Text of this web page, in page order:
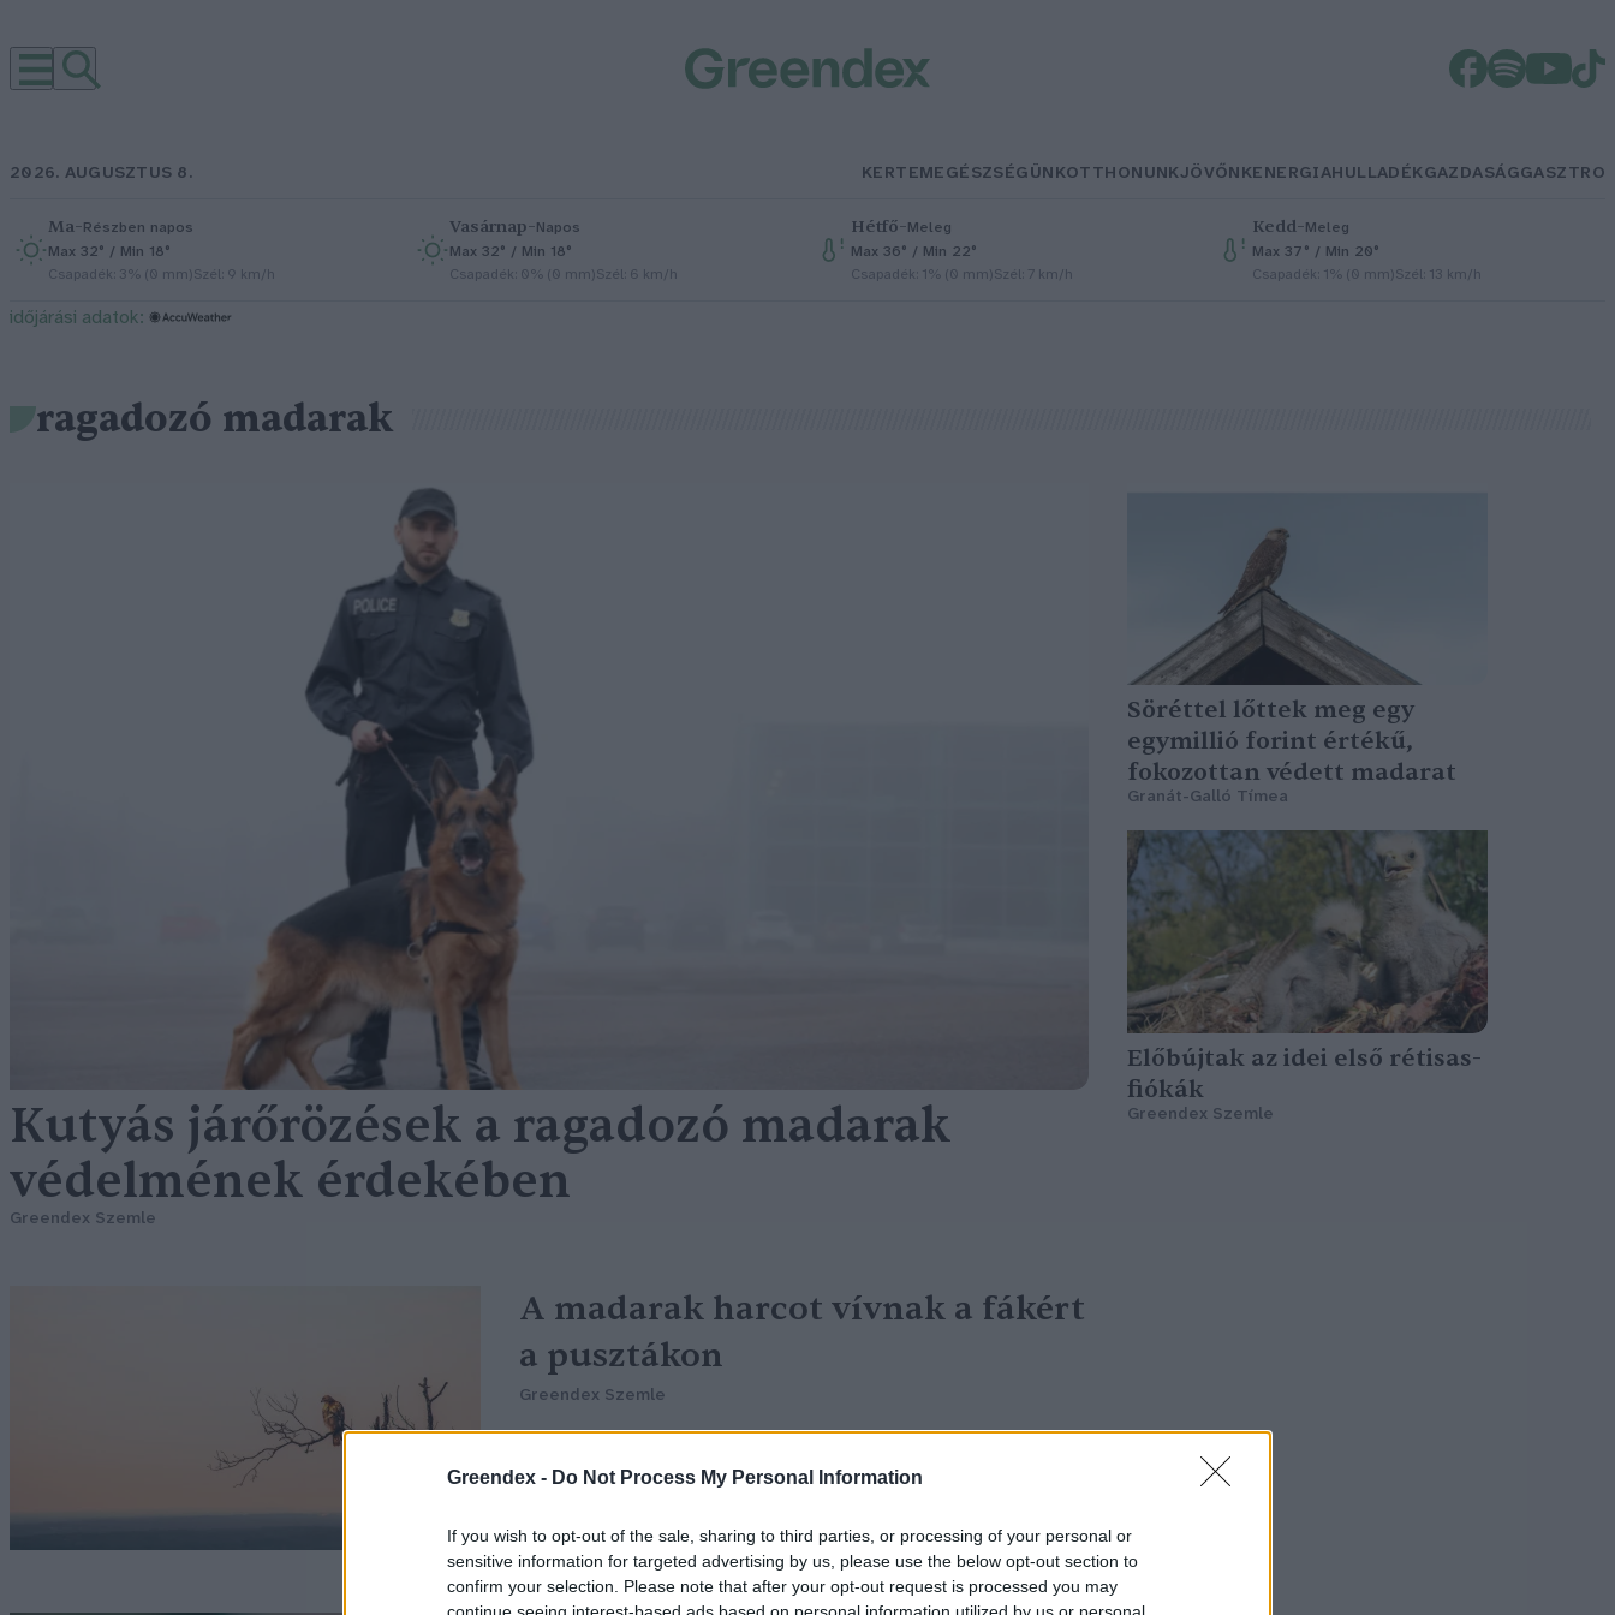
Greendex - Do Not Process My Personal Information
If you wish to opt-out of the sale, sharing to third parties, or processing of your personal or
sensitive information for targeted advertising by us, please use the below opt-out section to
confirm your selection. Please note that after your opt-out request is processed you may
2026. AUGUSZTUS 8. KERTEMEGÉSZSÉGÜNKOTTHONUNKJÖVŐNKENERGIAHULLADÉKGAZDASÁGGASZTRO
Ma–Részben napos
Max 32° / Min 18°
Csapadék: 3% (0 mm)Szél: 9 km/h
Vasárnap–Napos
Max 32° / Min 18°
Csapadék: 0% (0 mm)Szél: 6 km/h
Hétfő–Meleg
Max 36° / Min 22°
Csapadék: 1% (0 mm)Szél: 7 km/h
Kedd–Meleg
Max 37° / Min 20°
Csapadék: 1% (0 mm)Szél: 13 km/h
időjárási adatok:
ragadozó madarak
Kutyás járőrözések a ragadozó madarak
védelmének érdekében
Greendex Szemle
Söréttel lőttek meg egy
egymillió forint értékű,
fokozottan védett madarat
Granát-Galló Tímea
Előbújtak az idei első rétisas-
fiókák
Greendex Szemle
A madarak harcot vívnak a fákért
a pusztákon
Greendex Szemle